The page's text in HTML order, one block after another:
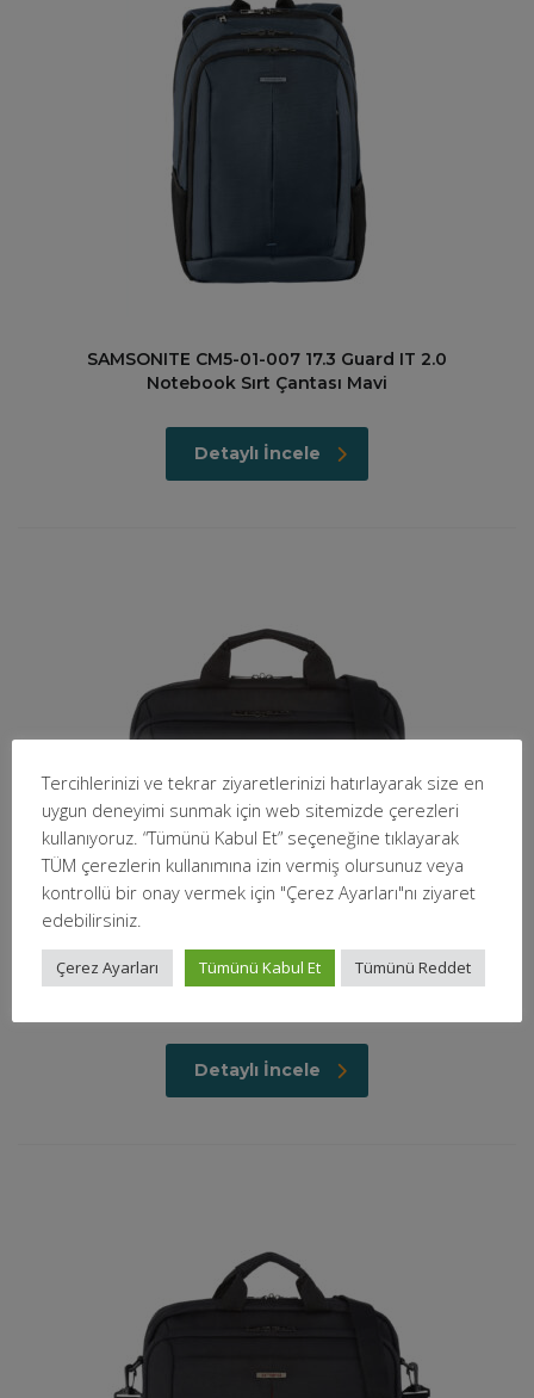
SAMSONITE CM5-01-007 17.3 Guard IT 2.0
Notebook Sırt Çantası Mavi
Detaylı İncele
SAMSONITE CM5-09-002 13.3 Guard IT 2.0
Detaylı İncele
Tercihlerinizi ve tekrar ziyaretlerinizi hatırlayarak size en
uygun deneyimi sunmak için web sitemizde çerezleri
kullanıyoruz. “Tümünü Kabul Et” seçeneğine tıklayarak
TÜM çerezlerin kullanımına izin vermiş olursunuz veya
kontrollü bir onay vermek için "Çerez Ayarları"nı ziyaret
edebilirsiniz.
Çerez Ayarları Tümünü Kabul Et Tümünü Reddet